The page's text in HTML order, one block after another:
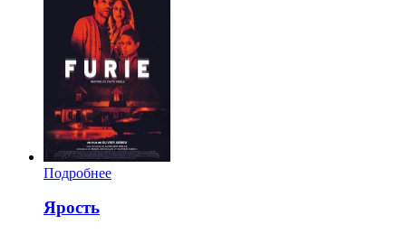
Подробнее
Ярость